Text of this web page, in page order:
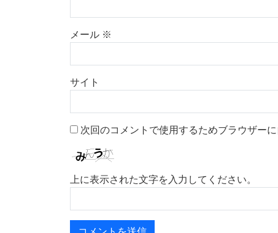
メール ※
サイト
次回のコメントで使用するためブラウザー
上に表示された文字を入力してください。